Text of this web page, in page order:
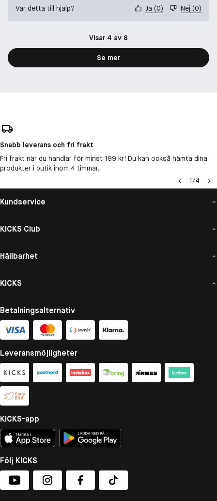
Var detta till hjälp? Ja (0) Nej (0)
Visar 4 av 8
Se mer
Snabb leverans och fri frakt
Fri frakt när du handlar för minst 199 kr! Du kan också hämta dina
produkter i butik inom 4 timmar.
1/4
Kundservice
KICKS Club
Hållbarhet
KICKS
Betalningsalternativ
Leveransmöjligheter
KICKS-app
Följ KICKS